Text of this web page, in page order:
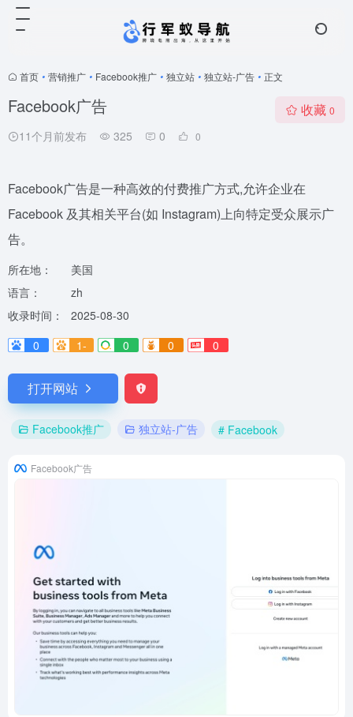
首页 • 营销推广 • Facebook推广 • 独立站 • 独立站-广告 • 正文
Facebook广告
11个月前发布 325 0 0
收藏 0
Facebook广告是一种高效的付费推广方式,允许企业在
Facebook 及其相关平台(如 Instagram)上向特定受众展示广
告。
所在地：
美国
语言：
zh
收录时间：
2025-08-30
0
1- 0 0 0
打开网站
Facebook推广 独立站-广告 # Facebook
Facebook广告